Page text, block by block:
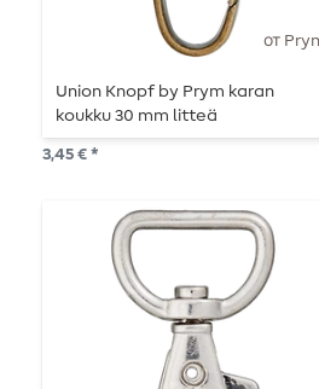
от
Union Knopf by Prym karan
koukku 30 mm litteä
antiikkimessinki
3,45 € *